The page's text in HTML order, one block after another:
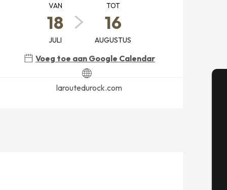
VAN
18
JULI
TOT
16
AUGUSTUS
Voeg toe aan Google Calendar
laroutedurock.com